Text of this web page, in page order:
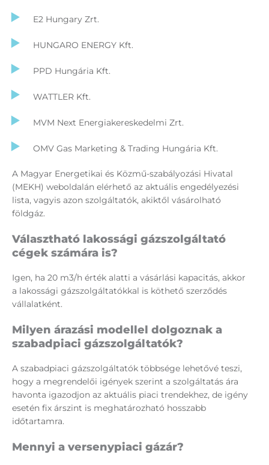
E2 Hungary Zrt.
HUNGARO ENERGY Kft.
PPD Hungária Kft.
WATTLER Kft.
MVM Next Energiakereskedelmi Zrt.
OMV Gas Marketing & Trading Hungária Kft.
A Magyar Energetikai és Közmű-szabályozási Hivatal
(MEKH) weboldalán elérhető az aktuális engedélyezési
lista, vagyis azon szolgáltatók, akiktől vásárolható
földgáz.
Választható lakossági gázszolgáltató
cégek számára is?
Igen, ha 20 m3/h érték alatti a vásárlási kapacitás, akkor
a lakossági gázszolgáltatókkal is köthető szerződés
vállalatként.
Milyen árazási modellel dolgoznak a
szabadpiaci gázszolgáltatók?
A szabadpiaci gázszolgáltatók többsége lehetővé teszi,
hogy a megrendelői igények szerint a szolgáltatás ára
havonta igazodjon az aktuális piaci trendekhez, de igény
esetén fix árszint is meghatározható hosszabb
időtartamra.
Mennyi a versenypiaci gázár?